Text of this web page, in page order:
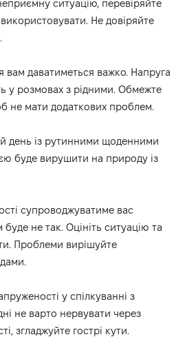
ситуацію, перевіряйте
Не довіряйте
вам даватиметься важко. Напруга
у розмовах з рідними. Обмежте
не мати додаткових проблем.
день із рутинними щоденними
буде вирушити на природу із
супроводжуватиме вас
не так. Оцініть ситуацію та
Проблеми вирішуйте
у спілкуванні з
не варто нервувати через
згладжуйте гострі кути.